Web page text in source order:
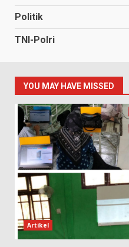
Politik
TNI-Polri
YOU MAY HAVE MISSED
Artikel